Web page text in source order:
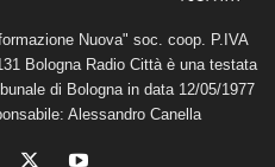
Nuova" soc. coop. P.IVA
Bologna Radio Città è una testata
di Bologna in data 12/05/1977
Alessandro Canella